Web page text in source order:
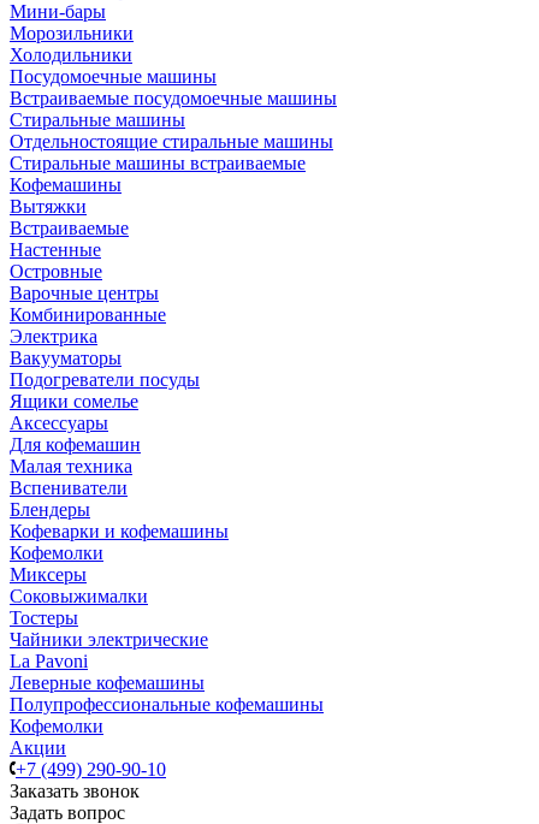
Мини-бары
Морозильники
Холодильники
Посудомоечные машины
Встраиваемые посудомоечные машины
Стиральные машины
Отдельностоящие стиральные машины
Стиральные машины встраиваемые
Кофемашины
Вытяжки
Встраиваемые
Настенные
Островные
Варочные центры
Комбинированные
Электрика
Вакууматоры
Подогреватели посуды
Ящики сомелье
Аксессуары
Для кофемашин
Малая техника
Вспениватели
Блендеры
Кофеварки и кофемашины
Кофемолки
Миксеры
Соковыжималки
Тостеры
Чайники электрические
La Pavoni
Леверные кофемашины
Полупрофессиональные кофемашины
Кофемолки
Акции
+7 (499) 290-90-10
Заказать звонок
Задать вопрос